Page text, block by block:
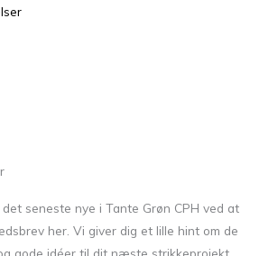
seneste nye i Tante Grøn CPH ved at
her. Vi giver dig et lille hint om de
gode idéer til dit næste strikkeprojekt.